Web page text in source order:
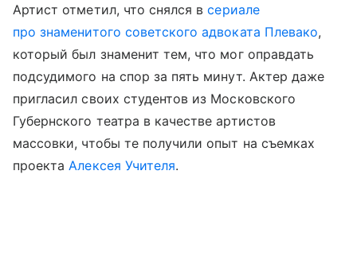
Артист отметил, что снялся всериале
про знаменитого советского адвоката Плевако,
который был знаменит тем, что мог оправдать
подсудимого на спор за пять минут. Актер даже
пригласил своих студентов из Московского
Губернского театра в качестве артистов
массовки, чтобы те получили опыт на съемках
проекта Алексея Учителя.